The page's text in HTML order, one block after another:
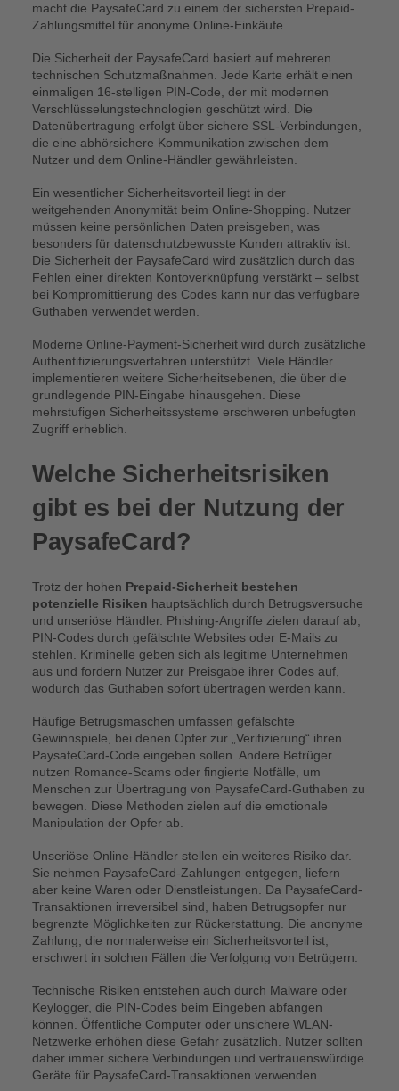
macht die PaysafeCard zu einem der sichersten Prepaid-
Zahlungsmittel für anonyme Online-Einkäufe.
Die Sicherheit der PaysafeCard basiert auf mehreren
technischen Schutzmaßnahmen. Jede Karte erhält einen
einmaligen 16-stelligen PIN-Code, der mit modernen
Verschlüsselungstechnologien geschützt wird. Die
Datenübertragung erfolgt über sichere SSL-Verbindungen,
die eine abhörsichere Kommunikation zwischen dem
Nutzer und dem Online-Händler gewährleisten.
Ein wesentlicher Sicherheitsvorteil liegt in der
weitgehenden Anonymität beim Online-Shopping. Nutzer
müssen keine persönlichen Daten preisgeben, was
besonders für datenschutzbewusste Kunden attraktiv ist.
Die Sicherheit der PaysafeCard wird zusätzlich durch das
Fehlen einer direkten Kontoverknüpfung verstärkt – selbst
bei Kompromittierung des Codes kann nur das verfügbare
Guthaben verwendet werden.
Moderne Online-Payment-Sicherheit wird durch zusätzliche
Authentifizierungsverfahren unterstützt. Viele Händler
implementieren weitere Sicherheitsebenen, die über die
grundlegende PIN-Eingabe hinausgehen. Diese
mehrstufigen Sicherheitssysteme erschweren unbefugten
Zugriff erheblich.
Welche Sicherheitsrisiken
gibt es bei der Nutzung der
PaysafeCard?
Trotz der hohen Prepaid-Sicherheit bestehen
potenzielle Risiken hauptsächlich durch Betrugsversuche
und unseriöse Händler. Phishing-Angriffe zielen darauf ab,
PIN-Codes durch gefälschte Websites oder E-Mails zu
stehlen. Kriminelle geben sich als legitime Unternehmen
aus und fordern Nutzer zur Preisgabe ihrer Codes auf,
wodurch das Guthaben sofort übertragen werden kann.
Häufige Betrugsmaschen umfassen gefälschte
Gewinnspiele, bei denen Opfer zur „Verifizierung“ ihren
PaysafeCard-Code eingeben sollen. Andere Betrüger
nutzen Romance-Scams oder fingierte Notfälle, um
Menschen zur Übertragung von PaysafeCard-Guthaben zu
bewegen. Diese Methoden zielen auf die emotionale
Manipulation der Opfer ab.
Unseriöse Online-Händler stellen ein weiteres Risiko dar.
Sie nehmen PaysafeCard-Zahlungen entgegen, liefern
aber keine Waren oder Dienstleistungen. Da PaysafeCard-
Transaktionen irreversibel sind, haben Betrugsopfer nur
begrenzte Möglichkeiten zur Rückerstattung. Die anonyme
Zahlung, die normalerweise ein Sicherheitsvorteil ist,
erschwert in solchen Fällen die Verfolgung von Betrügern.
Technische Risiken entstehen auch durch Malware oder
Keylogger, die PIN-Codes beim Eingeben abfangen
können. Öffentliche Computer oder unsichere WLAN-
Netzwerke erhöhen diese Gefahr zusätzlich. Nutzer sollten
daher immer sichere Verbindungen und vertrauenswürdige
Geräte für PaysafeCard-Transaktionen verwenden.